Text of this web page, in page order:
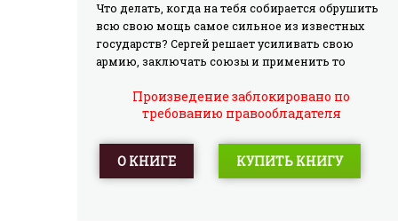
Что делать, когда на тебя собирается обрушить
всю свою мощь самое сильное из известных
государств? Сергей решает усиливать свою
армию, заключать союзы и применить то
подходящим из знаний родного мира.
Стотысячная армия легионеров маршем идет
союзниками, враждующие стороны
преподносят друг другу сюрприз за сюрпризом,
Произведение заблокировано по
требованию правообладателя
О КНИГЕ КУПИТЬ КНИГУ